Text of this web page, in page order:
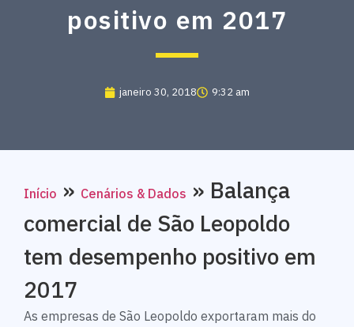
positivo em 2017
janeiro 30, 2018 9:32 am
Início » Cenários & Dados » Balança
comercial de São Leopoldo
tem desempenho positivo em
2017
As empresas de São Leopoldo exportaram mais do